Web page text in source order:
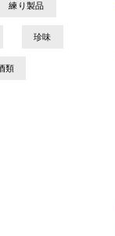
練り製品
珍味
類